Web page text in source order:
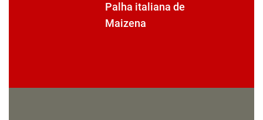
Palha italiana de
Maizena